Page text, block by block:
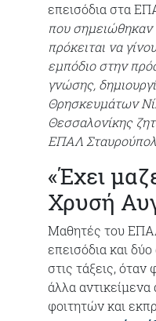
επεισόδια στα
που σημειώθηκαν
πρόκειται να
εμπόδιο στην
γνώσης,
Θρησκευμάτων
Θεσσαλονίκης
ΕΠΑΛ
«Έχει
Χρυσή
Μαθητές του
επεισόδια και
στις τάξεις,
άλλα
φοιτητών και